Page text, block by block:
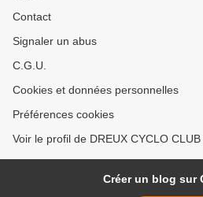
Contact
Signaler un abus
C.G.U.
Cookies et données personnelles
Préférences cookies
Voir le profil de DREUX CYCLO
Créer un blog sur